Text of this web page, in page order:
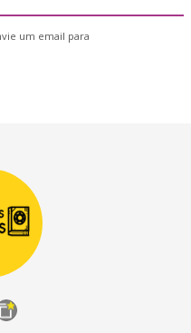
um email para